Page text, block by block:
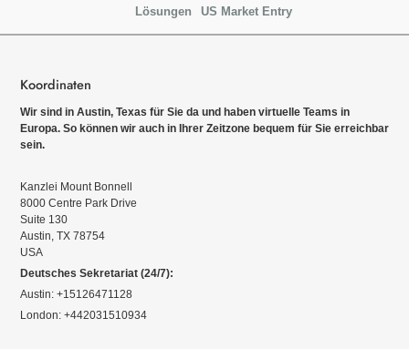
Lösungen
US Market Entry
Koordinaten
Wir sind in Austin, Texas für Sie da und haben virtuelle Teams in
Europa. So können wir auch in Ihrer Zeitzone bequem für Sie erreichbar
sein.
Kanzlei Mount Bonnell
8000 Centre Park Drive
Suite 130
Austin, TX 78754
USA
Deutsches Sekretariat (24/7):
Austin: +15126471128
London: +442031510934